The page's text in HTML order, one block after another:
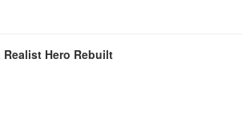
Hero Rebuilt